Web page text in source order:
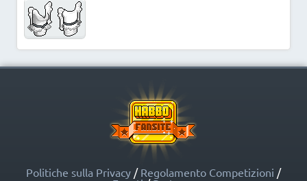
Politiche sulla Privacy / Regolamento Competizioni /